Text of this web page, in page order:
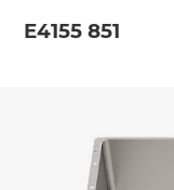
E4155 851
Nome Azienda